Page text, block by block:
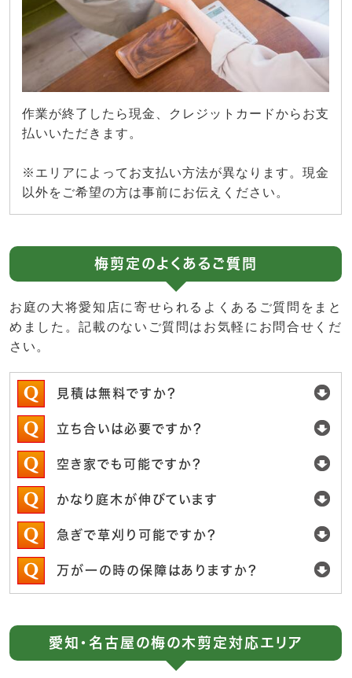
作業が終了したら現金、クレジットカードからお支
払いいただきます。
※エリアによってお支払い方法が異なります。現金
以外をご希望の方は事前にお伝えください。
梅剪定のよくあるご質問
お庭の大将愛知店に寄せられるよくあるご質問をまと
めました。記載のないご質問はお気軽にお問合せくだ
さい。
見積は無料ですか？
立ち合いは必要ですか？
空き家でも可能ですか？
かなり庭木が伸びています
急ぎで草刈り可能ですか？
万が一の時の保障はありますか？
愛知・名古屋の梅の木剪定対応エリア